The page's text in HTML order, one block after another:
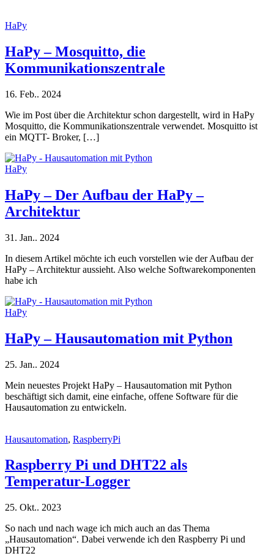
HaPy
HaPy – Mosquitto, die
Kommunikationszentrale
16. Feb.. 2024
Wie im Post über die Architektur schon dargestellt, wird in HaPy
Mosquitto, die Kommunikationszentrale verwendet. Mosquitto ist
ein MQTT- Broker, […]
HaPy
HaPy – Der Aufbau der HaPy –
Architektur
31. Jan.. 2024
In diesem Artikel möchte ich euch vorstellen wie der Aufbau der
HaPy – Architektur aussieht. Also welche Softwarekomponenten
habe ich
HaPy
HaPy – Hausautomation mit Python
25. Jan.. 2024
Mein neuestes Projekt HaPy – Hausautomation mit Python
beschäftigt sich damit, eine einfache, offene Software für die
Hausautomation zu entwickeln.
Hausautomation, RaspberryPi
Raspberry Pi und DHT22 als
Temperatur-Logger
25. Okt.. 2023
So nach und nach wage ich mich auch an das Thema
„Hausautomation“. Dabei verwende ich den Raspberry Pi und
DHT22